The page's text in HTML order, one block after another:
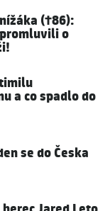
(†86):
o
a co spadlo do
se do Česka